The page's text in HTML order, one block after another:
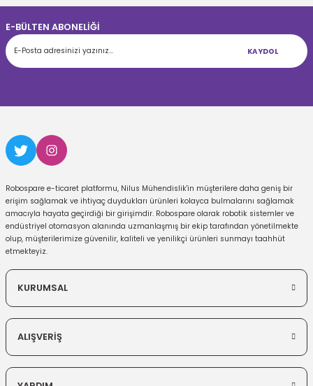
E-BÜLTEN ABONELİĞİ
KAYDOL
Robospare e-ticaret platformu, Nilus Mühendislik'in müşterilere daha geniş bir
erişim sağlamak ve ihtiyaç duydukları ürünleri kolayca bulmalarını sağlamak
amacıyla hayata geçirdiği bir girişimdir. Robospare olarak robotik sistemler ve
endüstriyel otomasyon alanında uzmanlaşmış bir ekip tarafından yönetilmekte
olup, müşterilerimize güvenilir, kaliteli ve yenilikçi ürünleri sunmayı taahhüt
etmekteyiz.
KURUMSAL
ALIŞVERİŞ